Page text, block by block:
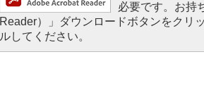
必要です。お持
Reader）」ダウンロードボタンをクリ
ルしてください。